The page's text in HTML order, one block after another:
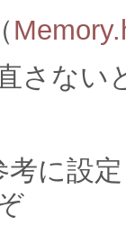
さない
考に設